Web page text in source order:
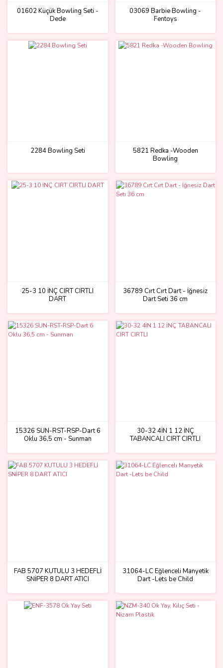
01602 Küçük Bowling Seti -
Dede
03069 Barbie Bowling -
Fentoys
2284 Bowling Seti
5821 Redka -Wooden
Bowling
25-3 10 İNÇ CIRT CIRTLI
DART
36789 Cırt Cırt Dart - İğnesiz
Dart Seti 36 cm
15326 SUN-RST-RSP-Dart 6
Oklu 36,5 cm - Sunman
30-32 4İN 1 12 İNÇ
TABANCALI CIRT CIRTLI
FAB 5707 KUTULU 3 HEDEFLİ
SNİPER 8 DART ATICI
31064-LC Eğlenceli Manyetik
Dart -Lets be Child